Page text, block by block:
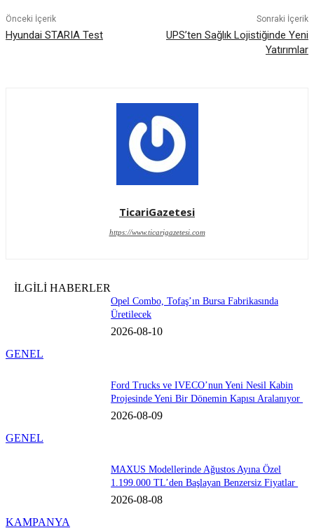
Önceki İçerik
Hyundai STARIA Test
Sonraki İçerik
UPS’ten Sağlık Lojistiğinde Yeni
Yatırımlar
TicariGazetesi
https://www.ticarigazetesi.com
İLGİLİ HABERLER
GENEL
Opel Combo, Tofaş’ın Bursa Fabrikasında
Üretilecek
2026-08-10
GENEL
Ford Trucks ve IVECO’nun Yeni Nesil Kabin
Projesinde Yeni Bir Dönemin Kapısı Aralanıyor
2026-08-09
KAMPANYA
MAXUS Modellerinde Ağustos Ayına Özel
1.199.000 TL’den Başlayan Benzersiz Fiyatlar
2026-08-08